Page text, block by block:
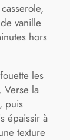
vanille
hors
les
Verse la
puis
épaissir à
texture